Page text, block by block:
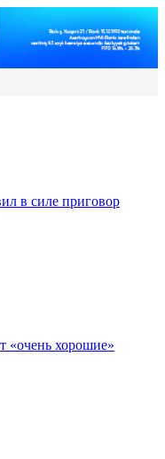
в силе приговор
«очень хорошие»